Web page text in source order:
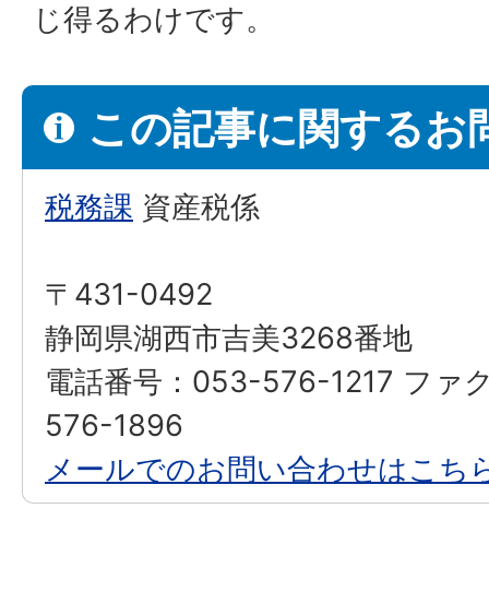
じ得るわけです。
この記事に関するお
税務課 資産税係
〒431-0492
静岡県湖西市吉美3268番地
電話番号：053-576-1217 ファ
576-1896
メールでのお問い合わせはこち